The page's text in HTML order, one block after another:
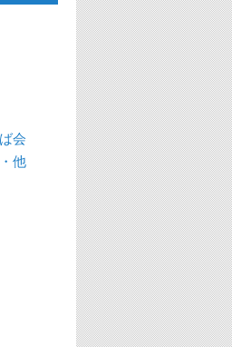
会
他